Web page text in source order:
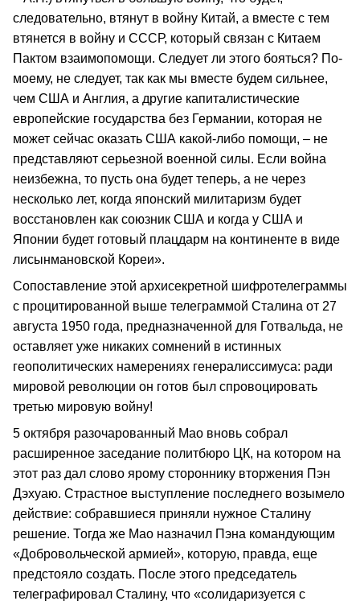
следовательно, втянут в войну Китай, а вместе с тем
втянется в войну и СССР, который связан с Китаем
Пактом взаимопомощи. Следует ли этого бояться? По-
моему, не следует, так как мы вместе будем сильнее,
чем США и Англия, а другие капиталистические
европейские государства без Германии, которая не
может сейчас оказать США какой-либо помощи, – не
представляют серьезной военной силы. Если война
неизбежна, то пусть она будет теперь, а не через
несколько лет, когда японский милитаризм будет
восстановлен как союзник США и когда у США и
Японии будет готовый плацдарм на континенте в виде
лисынмановской Кореи».
Сопоставление этой архисекретной шифротелеграммы
с процитированной выше телеграммой Сталина от 27
августа 1950 года, предназначенной для Готвальда, не
оставляет уже никаких сомнений в истинных
геополитических намерениях генералиссимуса: ради
мировой революции он готов был спровоцировать
третью мировую войну!
5 октября разочарованный Мао вновь собрал
расширенное заседание политбюро ЦК, на котором на
этот раз дал слово ярому стороннику вторжения Пэн
Дэхуаю. Страстное выступление последнего возымело
действие: собравшиеся приняли нужное Сталину
решение. Тогда же Мао назначил Пэна командующим
«Добровольческой армией», которую, правда, еще
предстояло создать. После этого председатель
телеграфировал Сталину, что «солидаризуется с